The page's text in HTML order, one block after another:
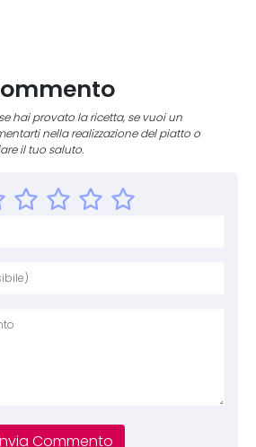
hai provato la ricetta, se vuoi un
nella realizzazione del piatto o
il tuo saluto.